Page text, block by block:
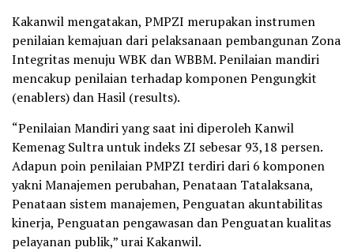
Kakanwil mengatakan, PMPZI merupakan instrumen
penilaian kemajuan dari pelaksanaan pembangunan Zona
Integritas menuju WBK dan WBBM. Penilaian mandiri
mencakup penilaian terhadap komponen Pengungkit
(enablers) dan Hasil (results).
“Penilaian Mandiri yang saat ini diperoleh Kanwil
Kemenag Sultra untuk indeks ZI sebesar 93,18 persen.
Adapun poin penilaian PMPZI terdiri dari 6 komponen
yakni Manajemen perubahan, Penataan Tatalaksana,
Penataan sistem manajemen, Penguatan akuntabilitas
kinerja, Penguatan pengawasan dan Penguatan kualitas
pelayanan publik,” urai Kakanwil.